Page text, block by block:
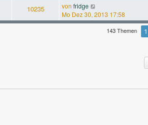
10235 von fridge
Mo Dez 30, 2013 17:58
143 Themen 1